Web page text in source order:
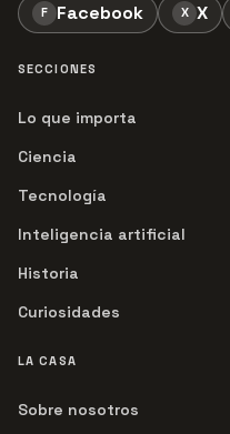
F Facebook X X
SECCIONES
Lo que importa
Ciencia
Tecnología
Inteligencia artificial
Historia
Curiosidades
LA CASA
Sobre nosotros